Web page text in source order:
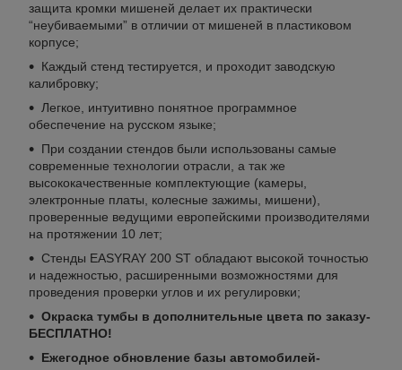
защита кромки мишеней делает их практически
“неубиваемыми” в отличии от мишеней в пластиковом
корпусе;
Каждый стенд тестируется, и проходит заводскую
калибровку;
Легкое, интуитивно понятное программное
обеспечение на русском языке;
При создании стендов были использованы самые
современные технологии отрасли, а так же
высококачественные комплектующие (камеры,
электронные платы, колесные зажимы, мишени),
проверенные ведущими европейскими производителями
на протяжении 10 лет;
Стенды EASYRAY 200 ST обладают высокой точностью
и надежностью, расширенными возможностями для
проведения проверки углов и их регулировки;
Окраска тумбы в дополнительные цвета по заказу-
БЕСПЛАТНО!
Ежегодное обновление базы автомобилей-